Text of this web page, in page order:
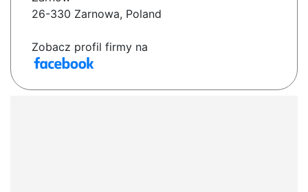
26-330 Zarnowa, Poland
Zobacz profil firmy na